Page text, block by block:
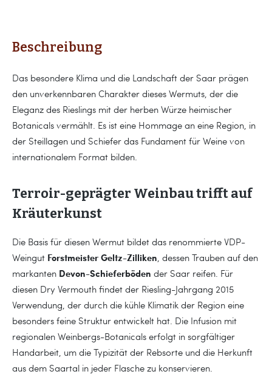
Beschreibung
Das besondere Klima und die Landschaft der Saar prägen
den unverkennbaren Charakter dieses Wermuts, der die
Eleganz des Rieslings mit der herben Würze heimischer
Botanicals vermählt. Es ist eine Hommage an eine Region, in
der Steillagen und Schiefer das Fundament für Weine von
internationalem Format bilden.
Terroir-geprägter Weinbau trifft auf
Kräuterkunst
Die Basis für diesen Wermut bildet das renommierte VDP-
Weingut Forstmeister Geltz-Zilliken , dessen Trauben auf den
markanten Devon-Schieferböden der Saar reifen. Für
diesen Dry Vermouth findet der Riesling-Jahrgang 2015
Verwendung, der durch die kühle Klimatik der Region eine
besonders feine Struktur entwickelt hat. Die Infusion mit
regionalen Weinbergs-Botanicals erfolgt in sorgfältiger
Handarbeit, um die Typizität der Rebsorte und die Herkunft
aus dem Saartal in jeder Flasche zu konservieren.